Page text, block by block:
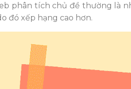
phân tích chủ đề thường là
đó xếp hạng cao hơn.